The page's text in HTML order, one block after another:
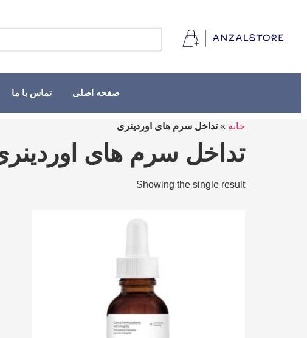
صفحه اصلی تماس با ما
خانه »تداخل سرم های اوردینری
تداخل سرم های
Showing the single result